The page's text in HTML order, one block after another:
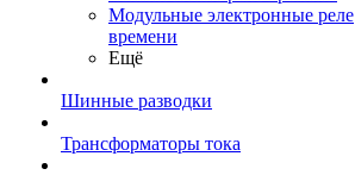
Модульные электронные реле
времени
Ещё
Шинные разводки
Трансформаторы тока